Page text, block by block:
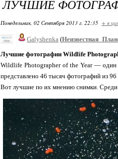
ЛУЧШИЕ
Понедельник, 02 Сентября 2013 г. 22:35 + в
Galyshenka (
Лучшие фотографии Wildlife
Wildlife Photographer of the Year — один
представлено 46 тысяч фотографий из 96
Вот лучшие по их мнению снимки. Среди